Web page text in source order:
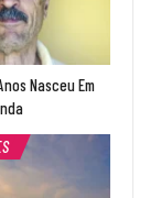
Nasceu Em